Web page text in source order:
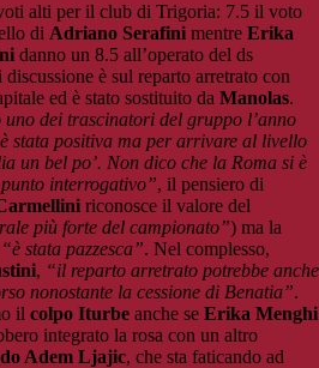
alti per il club di Trigoria: 7.5 il voto
di Adriano Serafini mentre Erika
danno un 8.5 all’operato del ds
è sul reparto arretrato con
ed è stato sostituito da Manolas.
uno dei trascinatori del gruppo l’anno
stata positiva ma per arrivare al livello
un bel po’. Non dico che la Roma si è
interrogativo”, il pensiero di
riconosce il valore del
più forte del campionato”) ma la
“è stata pazzesca”. Nel complesso,
, “il reparto arretrato potrebbe anche
nonostante la cessione di Benatia”.
il colpo Iturbe anche se Erika Menghi
integrato la rosa con un altro
Adem Ljajic, che sta faticando ad